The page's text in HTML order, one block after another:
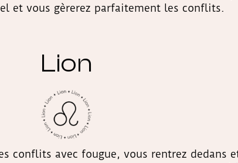
et vous gèrerez parfaitement les conflits.
Lion
conflits avec fougue, vous rentrez dedans